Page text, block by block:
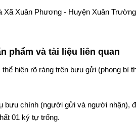
Xã Xuân Phương - Huyện Xuân
phẩm và tài liệu liên quan
hiện rõ ràng trên bưu gửi (phong bì
bưu chính (người gửi và người nhận),
01 ký tự trống.